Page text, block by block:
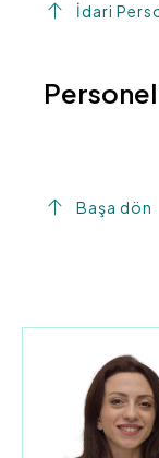
İdari
Personel
Başa dön